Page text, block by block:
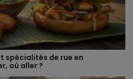
spécialités de rue en
où aller ?